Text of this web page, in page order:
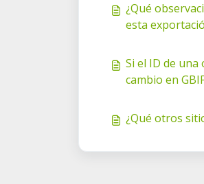
¿Qué
esta
Si el ID de una
cambio en
¿Qué otros